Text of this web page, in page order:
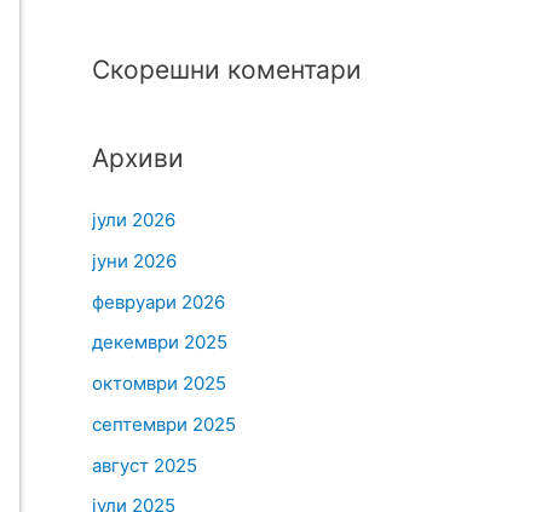
Скорешни коментари
Архиви
јули 2026
јуни 2026
февруари 2026
декември 2025
октомври 2025
септември 2025
август 2025
јули 2025